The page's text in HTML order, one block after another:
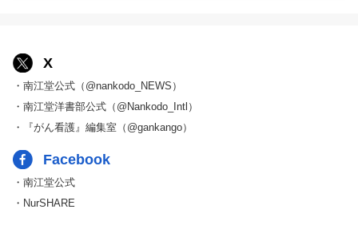
X
・南江堂公式（@nankodo_NEWS）
・南江堂洋書部公式（@Nankodo_Intl）
・『がん看護』編集室（@gankango）
Facebook
・南江堂公式
・NurSHARE